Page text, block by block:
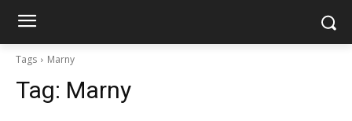
Tags Marny
Tag: Marny